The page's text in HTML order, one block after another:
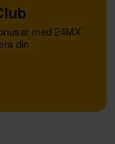
med 24MX
din